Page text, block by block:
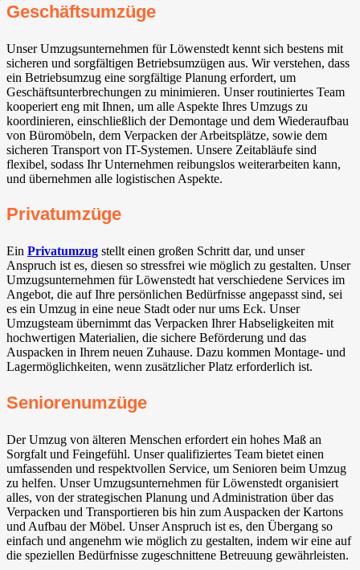
Geschäftsumzüge
Unser Umzugsunternehmen für Löwenstedt kennt sich bestens mit
sicheren und sorgfältigen Betriebsumzügen aus. Wir verstehen, dass
ein Betriebsumzug eine sorgfältige Planung erfordert, um
Geschäftsunterbrechungen zu minimieren. Unser routiniertes Team
kooperiert eng mit Ihnen, um alle Aspekte Ihres Umzugs zu
koordinieren, einschließlich der Demontage und dem Wiederaufbau
von Büromöbeln, dem Verpacken der Arbeitsplätze, sowie dem
sicheren Transport von IT-Systemen. Unsere Zeitabläufe sind
flexibel, sodass Ihr Unternehmen reibungslos weiterarbeiten kann,
und übernehmen alle logistischen Aspekte.
Privatumzüge
Ein Privatumzug stellt einen großen Schritt dar, und unser
Anspruch ist es, diesen so stressfrei wie möglich zu gestalten. Unser
Umzugsunternehmen für Löwenstedt hat verschiedene Services im
Angebot, die auf Ihre persönlichen Bedürfnisse angepasst sind, sei
es ein Umzug in eine neue Stadt oder nur ums Eck. Unser
Umzugsteam übernimmt das Verpacken Ihrer Habseligkeiten mit
hochwertigen Materialien, die sichere Beförderung und das
Auspacken in Ihrem neuen Zuhause. Dazu kommen Montage- und
Lagermöglichkeiten, wenn zusätzlicher Platz erforderlich ist.
Seniorenumzüge
Der Umzug von älteren Menschen erfordert ein hohes Maß an
Sorgfalt und Feingefühl. Unser qualifiziertes Team bietet einen
umfassenden und respektvollen Service, um Senioren beim Umzug
zu helfen. Unser Umzugsunternehmen für Löwenstedt organisiert
alles, von der strategischen Planung und Administration über das
Verpacken und Transportieren bis hin zum Auspacken der Kartons
und Aufbau der Möbel. Unser Anspruch ist es, den Übergang so
einfach und angenehm wie möglich zu gestalten, indem wir eine auf
die speziellen Bedürfnisse zugeschnittene Betreuung gewährleisten.